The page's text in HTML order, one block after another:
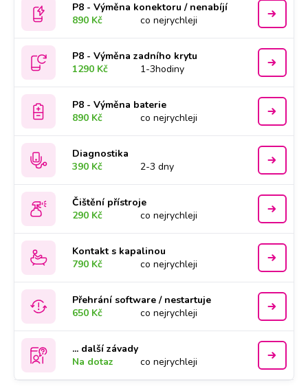
P8 - Výměna konektoru / nenabíjí
890 Kč
co nejrychleji
P8 - Výměna zadního krytu
1290 Kč
1-3hodiny
P8 - Výměna baterie
890 Kč
co nejrychleji
Diagnostika
390 Kč
2-3 dny
Čištění přístroje
290 Kč
co nejrychleji
Kontakt s kapalinou
790 Kč
co nejrychleji
Přehrání software / nestartuje
650 Kč
co nejrychleji
... další závady
Na dotaz
co nejrychleji